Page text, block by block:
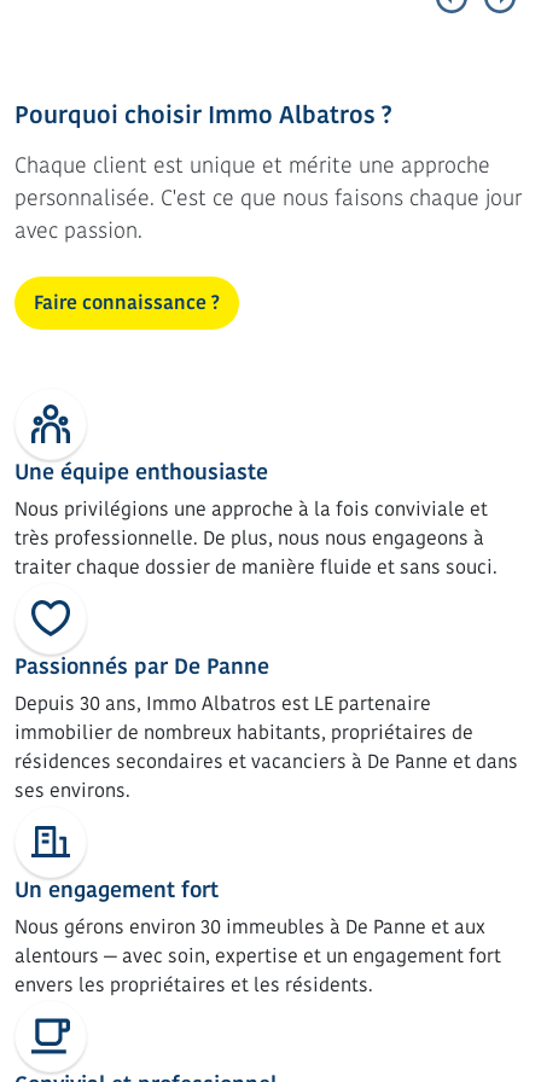
Pourquoi choisir Immo Albatros ?
Chaque client est unique et mérite une approche
personnalisée. C'est ce que nous faisons chaque jour
avec passion.
Faire connaissance ?
Une équipe enthousiaste
Nous privilégions une approche à la fois conviviale et
très professionnelle. De plus, nous nous engageons à
traiter chaque dossier de manière fluide et sans souci.
Passionnés par De Panne
Depuis 30 ans, Immo Albatros est LE partenaire
immobilier de nombreux habitants, propriétaires de
résidences secondaires et vacanciers à De Panne et dans
ses environs.
Un engagement fort
Nous gérons environ 30 immeubles à De Panne et aux
alentours — avec soin, expertise et un engagement fort
envers les propriétaires et les résidents.